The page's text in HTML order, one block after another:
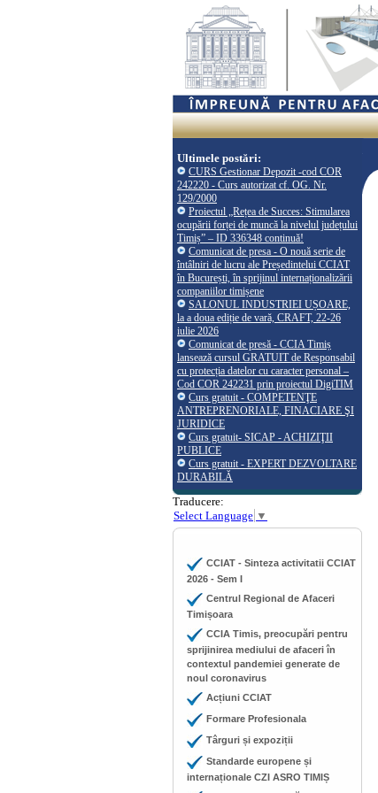
Ultimele postări:
CURS Gestionar Depozit -cod COR
242220 - Curs autorizat cf. OG. Nr.
129/2000
Proiectul „Rețea de Succes: Stimularea
ocupării forței de muncă la nivelul județului
Timiș” – ID 336348 continuă!
Comunicat de presa - O nouă serie de
întâlniri de lucru ale Președintelui CCIAT
în București, în sprijinul internaționalizării
companiilor timișene
SALONUL INDUSTRIEI UȘOARE,
la a doua ediție de vară, CRAFT, 22-26
iulie 2026
Comunicat de presă - CCIA Timiș
lansează cursul GRATUIT de Responsabil
cu protecția datelor cu caracter personal –
Cod COR 242231 prin proiectul DigiTIM
Curs gratuit - COMPETENŢE
ANTREPRENORIALE, FINACIARE ŞI
JURIDICE
Curs gratuit- SICAP - ACHIZIŢII
PUBLICE
Curs gratuit - EXPERT DEZVOLTARE
DURABILĂ
Traducere:
Select Language ▼
CCIAT - Sinteza activitatii CCIAT
2026 - Sem I
Centrul Regional de Afaceri
Timișoara
CCIA Timis, preocupări pentru
sprijinirea mediului de afaceri în
contextul pandemiei generate de
noul coronavirus
Acțiuni CCIAT
Formare Profesionala
Târguri și expoziții
Standarde europene și
internaționale CZI ASRO TIMIȘ